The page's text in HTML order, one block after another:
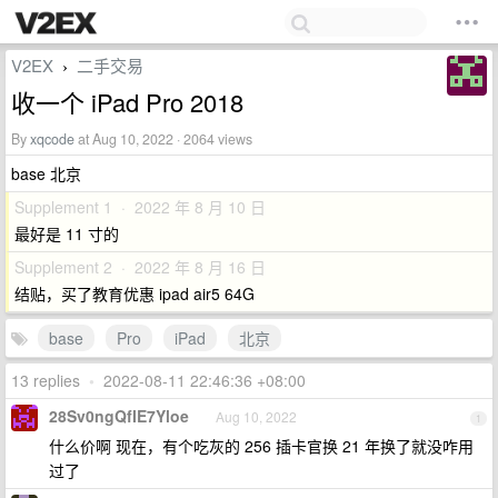
V2EX › 二手交易
收一个 iPad Pro 2018
Byxqcodeat Aug 10, 2022 · 2064 views
base 北京
Supplement 1 · 2022 年 8 月 10 日
最好是 11 寸的
Supplement 2 · 2022 年 8 月 16 日
结贴，买了教育优惠 ipad air5 64G
base
Pro iPad
北京
13 replies • 2022-08-11 22:46:36 +08:00
1
28Sv0ngQfIE7Yloe Aug 10, 2022
什么价啊 现在，有个吃灰的 256 插卡官换 21 年换了就没咋用
过了